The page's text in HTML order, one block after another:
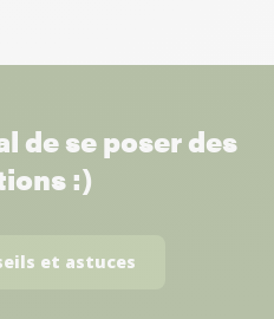
de se poser des
:)
et astuces